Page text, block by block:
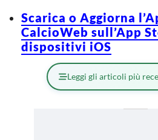
Scarica o Aggiorna
CalcioWeb sull’App
dispositivi iOS
Leggi gli articoli più